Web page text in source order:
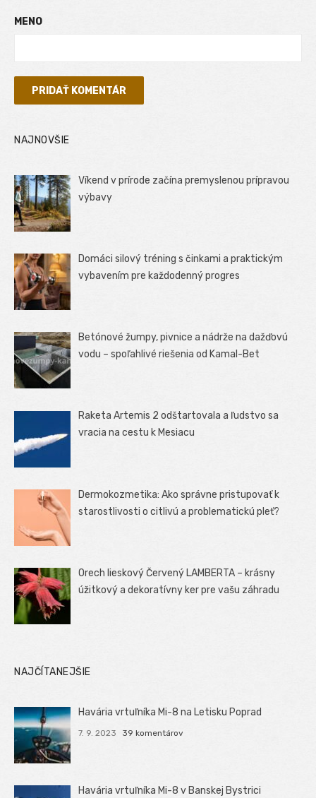
MENO
NAJNOVŠIE
Víkend v prírode začína premyslenou prípravou
výbavy
Domáci silový tréning s činkami a praktickým
vybavením pre každodenný progres
Betónové žumpy, pivnice a nádrže na dažďovú
vodu – spoľahlivé riešenia od Kamal-Bet
Raketa Artemis 2 odštartovala a ľudstvo sa
vracia na cestu k Mesiacu
Dermokozmetika: Ako správne pristupovať k
starostlivosti o citlivú a problematickú pleť?
Orech lieskový Červený LAMBERTA – krásny
úžitkový a dekoratívny ker pre vašu záhradu
NAJČÍTANEJŠIE
Havária vrtuľníka Mi-8 na Letisku Poprad
7. 9. 2023 39 komentárov
Havária vrtuľníka Mi-8 v Banskej Bystrici